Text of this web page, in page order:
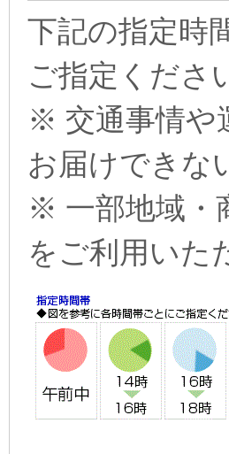
下記の指定時
ご指定くださ
※ 交通事情や
お届けできな
※ 一部地域・
をご利用いた